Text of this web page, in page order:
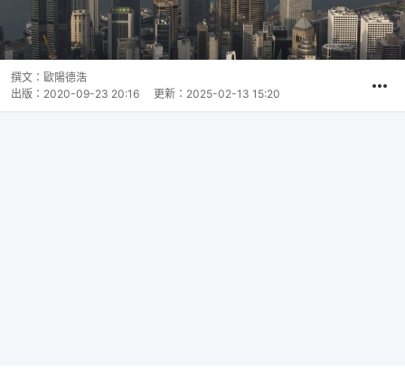
撰文： 歐陽德浩
出版： 2020-09-23 20:16 更新： 2025-02-13 15:20